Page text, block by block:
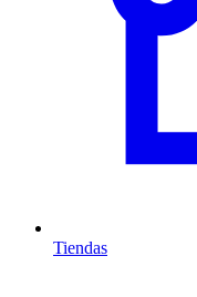
Tiendas